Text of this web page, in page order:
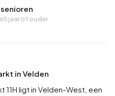
jaar of ouder
in Velden
11H ligt in Velden-West, een